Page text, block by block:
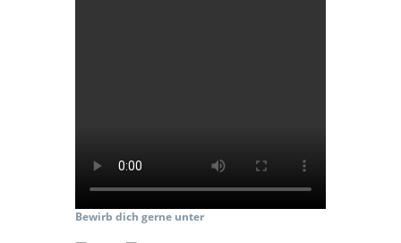
Bewirb dich gerne unter